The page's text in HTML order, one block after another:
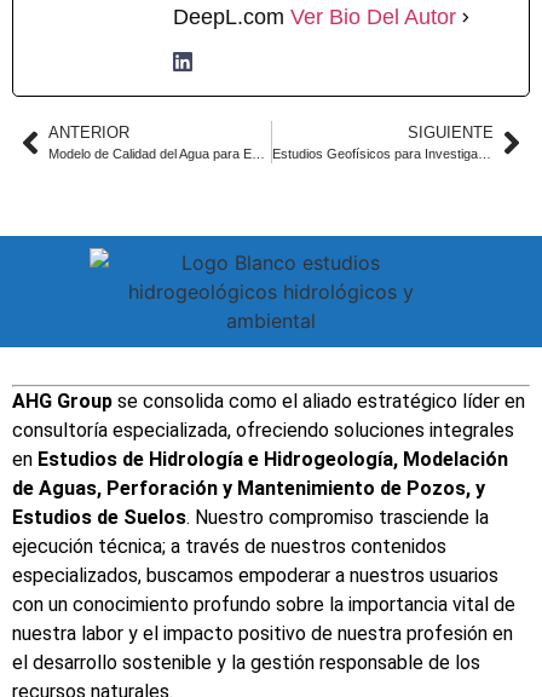
DeepL.com Ver Bio Del Autor
ANTERIOR SIGUIENTE
Estudios Geofísicos para Investigación Hidrogeomorfológica: Georadar y Resistividad Eléctrica en Colombia
AHG Group se consolida como el aliado estratégico líder en
consultoría especializada, ofreciendo soluciones integrales
en Estudios de Hidrología e Hidrogeología, Modelación
de Aguas, Perforación y Mantenimiento de Pozos, y
Estudios de Suelos. Nuestro compromiso trasciende la
ejecución técnica; a través de nuestros contenidos
especializados, buscamos empoderar a nuestros usuarios
con un conocimiento profundo sobre la importancia vital de
nuestra labor y el impacto positivo de nuestra profesión en
el desarrollo sostenible y la gestión responsable de los
recursos naturales.